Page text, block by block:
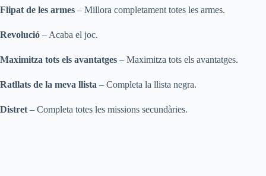
Flipat de les armes – Millora completament totes les armes.
Revolució – Acaba el joc.
Maximitza tots els avantatges – Maximitza tots els avantatges.
Ratllats de la meva llista – Completa la llista negra.
Distret – Completa totes les missions secundàries.